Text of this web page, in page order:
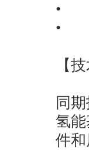
•
•
【
同
氢
件